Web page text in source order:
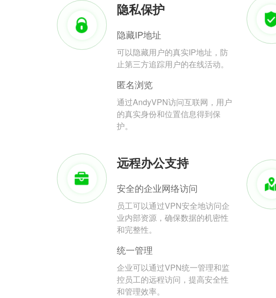
隐私保护
隐藏IP地址
可以隐藏用户的真实IP地址，防
止第三方追踪用户的在线活动。
匿名浏览
通过AndyVPN访问互联网，用户
的真实身份和位置信息得到保
护。
远程办公支持
安全的企业网络访问
员工可以通过VPN安全地访问企
业内部资源，确保数据的机密性
和完整性。
统一管理
企业可以通过VPN统一管理和监
控员工的远程访问，提高安全性
和管理效率。